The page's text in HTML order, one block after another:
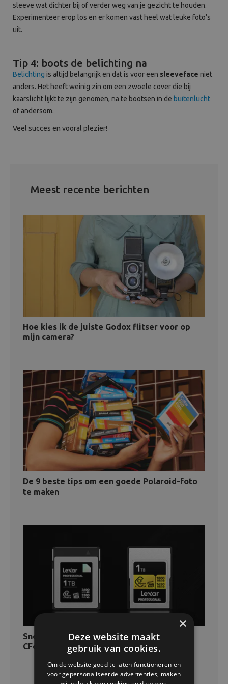
sleeve wat dichter bij of verder weg van je gezicht te houden.
Experimenteer erop los en er komen vast heel wat leuke foto’s
uit.
Tip 4: boots de belichting na
Belichting is altijd belangrijk en dat is voor een sleeveface niet
anders. Het heeft weinig zin om een zwoele cover die bij
kaarslicht lijkt te zijn genomen, na te bootsen in de buitenlucht
of andersom.
Veel succes en vooral plezier!
Meest recente berichten
Hoe kies ik de juiste Godox flitser voor op
mijn camera?
De 9 beste tips om een goede Polaroid-foto
te maken
Sneller data lezen en schrijven met
CFexpress-geheugenkaarten
×
Deze website maakt
gebruik van cookies.
Om de website goed te laten functioneren en
voor gepersonaliseerde advertenties, maken